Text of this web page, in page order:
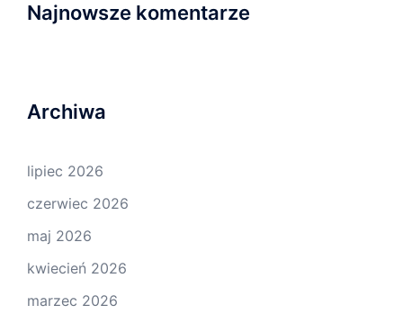
Najnowsze komentarze
Archiwa
lipiec 2026
czerwiec 2026
maj 2026
kwiecień 2026
marzec 2026